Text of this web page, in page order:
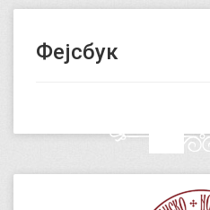
Фејсбук